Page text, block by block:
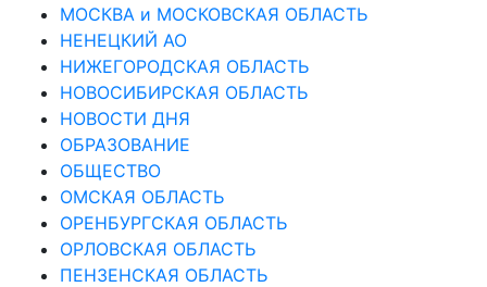
МОСКВА и МОСКОВСКАЯ ОБЛАСТЬ
НЕНЕЦКИЙ АО
НИЖЕГОРОДСКАЯ ОБЛАСТЬ
НОВОСИБИРСКАЯ ОБЛАСТЬ
НОВОСТИ ДНЯ
ОБРАЗОВАНИЕ
ОБЩЕСТВО
ОМСКАЯ ОБЛАСТЬ
ОРЕНБУРГСКАЯ ОБЛАСТЬ
ОРЛОВСКАЯ ОБЛАСТЬ
ПЕНЗЕНСКАЯ ОБЛАСТЬ